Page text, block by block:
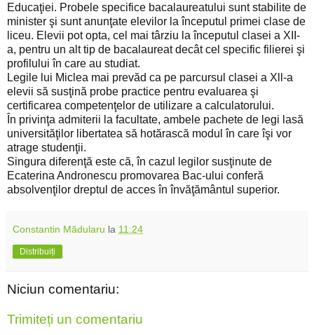
Educaţiei. Probele specifice bacalaureatului sunt stabilite de
minister şi sunt anunţate elevilor la începutul primei clase de
liceu. Elevii pot opta, cel mai târziu la începutul clasei a XII-
a, pentru un alt tip de bacalaureat decât cel specific filierei şi
profilului în care au studiat.
Legile lui Miclea mai prevăd ca pe parcursul clasei a Xll-a
elevii să susţină probe practice pentru evaluarea şi
certificarea competenţelor de utilizare a calculatorului.
În privinţa admiterii la facultate, ambele pachete de legi lasă
universităţilor libertatea să hotărască modul în care îşi vor
atrage studenţii.
Singura diferenţă este că, în cazul legilor susţinute de
Ecaterina Andronescu promovarea Bac-ului conferă
absolvenţilor dreptul de acces în învăţământul superior.
Constantin Mădularu la 11:24
Distribuiți
Niciun comentariu:
Trimiteți un comentariu